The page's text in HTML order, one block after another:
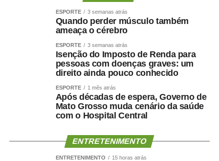
ESPORTE 3 semanas atrás
Quando perder músculo também
ameaça o cérebro
ESPORTE 3 semanas atrás
Isenção do Imposto de Renda para
pessoas com doenças graves: um
direito ainda pouco conhecido
ESPORTE 1 mês atrás
Após décadas de espera, Governo de
Mato Grosso muda cenário da saúde
com o Hospital Central
ENTRETENIMENTO
ENTRETENIMENTO 15 horas atrás